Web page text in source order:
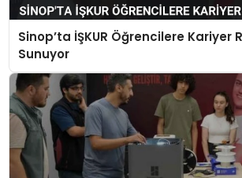
Sinop’ta İŞKUR Öğrencilere Kariyer
Sunuyor